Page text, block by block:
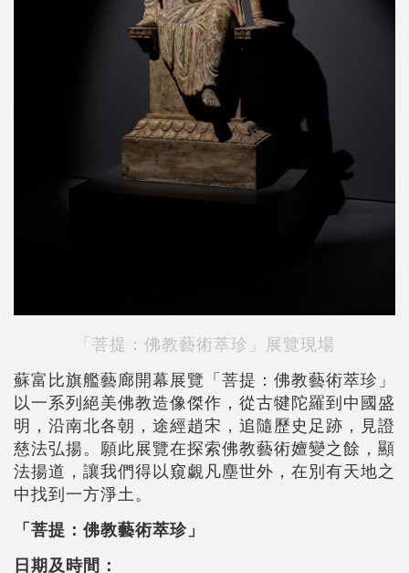
「菩提：佛教藝術萃珍」展覽現場
蘇富比旗艦藝廊開幕展覽「菩提：佛教藝術萃珍」
以一系列絕美佛教造像傑作，從古犍陀羅到中國盛
明，沿南北各朝，途經趙宋，追隨歷史足跡，見證
慈法弘揚。願此展覽在探索佛教藝術嬗變之餘，顯
法揚道，讓我們得以窺覷凡塵世外，在別有天地之
中找到一方淨土。
「菩提：佛教藝術萃珍」
日期及時間：